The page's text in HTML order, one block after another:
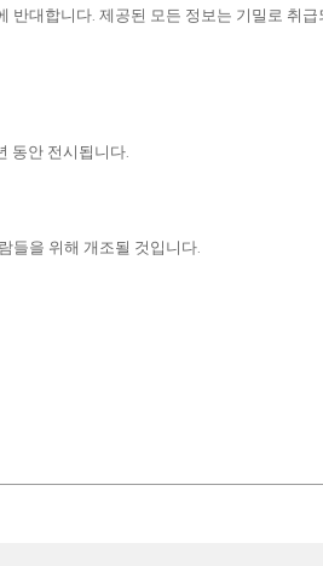
반대합니다. 제공된 모든 정보는 기밀로 취
동안 전시됩니다.
들을 위해 개조될 것입니다.